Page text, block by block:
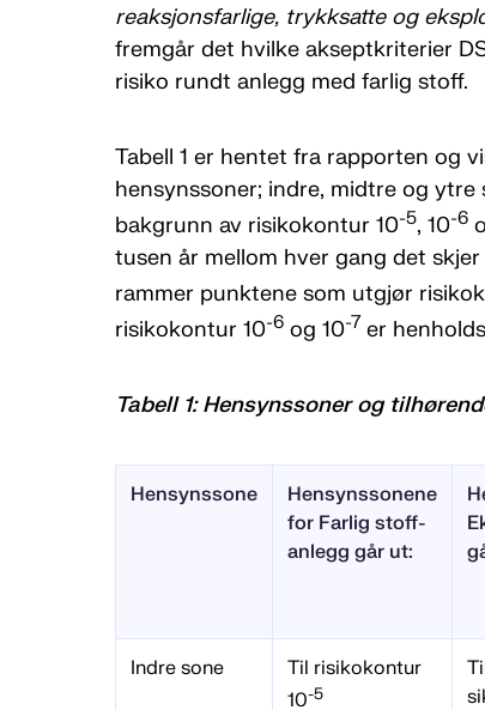
reaksjonsfarlige, trykksatte og
fremgår det hvilke akseptkriterier
risiko rundt anlegg med farlig stoff.
Tabell 1 er hentet fra rapporten og
hensynssoner; indre, midtre og
bakgrunn av risikokontur 10-5, 10-6
tusen år mellom hver gang det
rammer punktene som utgjør
risikokontur 10-6 og 10-7 er
Tabell 1: Hensynssoner og
Hensynssone
Hensynssonene
for Farlig stoff-
anlegg går ut:
Indre sone
Til risikokontur
10-5